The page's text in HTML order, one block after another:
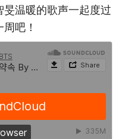
温暖的歌声一起度过
吧！